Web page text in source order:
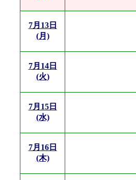
7月13日
(月)
7月14日
(火)
7月15日
(水)
7月16日
(木)